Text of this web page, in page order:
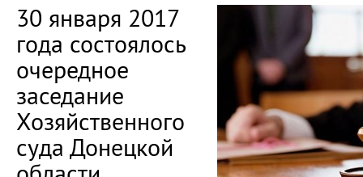
30 января 2017
года состоялось
очередное
заседание
Хозяйственного
суда Донецкой